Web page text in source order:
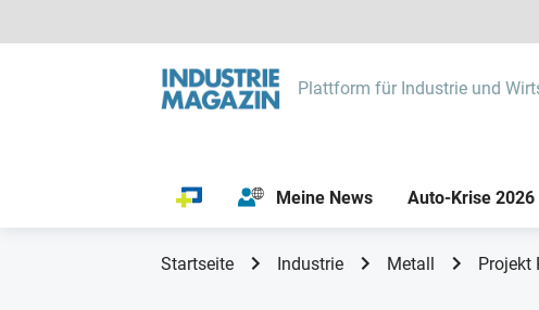
Plattform für Industrie und
Meine News Auto-Krise 2026
Startseite Industrie Metall Projekt